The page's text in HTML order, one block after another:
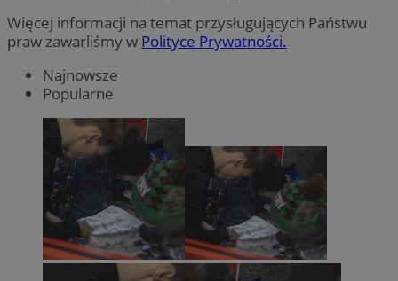
Więcej informacji na temat przysługujących Państwu
praw zawarliśmy w Polityce Prywatności.
Najnowsze
Popularne